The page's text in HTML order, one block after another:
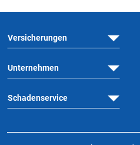
Versicherungen
Unternehmen
Schadenservice